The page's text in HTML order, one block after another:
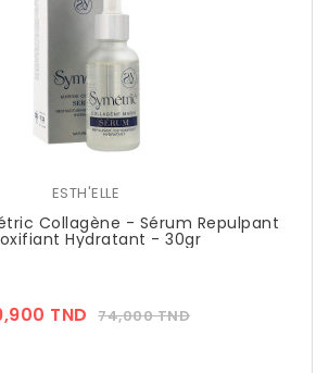
ESTH'ELLE
Collagène - Sérum Repulpant
Hydratant - 30gr
TND Prix
74,000 TNDPrix